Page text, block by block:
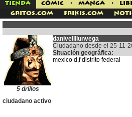
TIENDA
CÓMIC > MANGA >
Gritos.com
Frikis.com
5 drillos
danivellilunvega
Ciudadano desde el 25-11-
Situación geográfica:
mexico d,f distrito federal
ciudadano activo